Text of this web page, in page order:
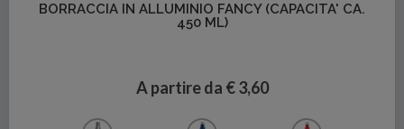
BORRACCIA IN ALLUMINIO FANCY (CAPACITA' CA.
450 ML)
A partire da € 3,60